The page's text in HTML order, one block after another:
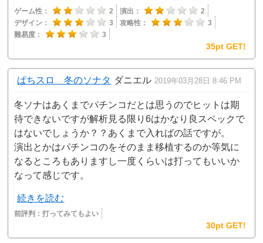
ゲーム性： 2 演出：
2
デザイン：
3 攻略性：
3
難易度：
3
35pt GET!
ぱちスロ 冬のソナタ ダニエル 2019年03月28日 8:46 PM
冬ソナはあくまでパチンコだとは思うのでヒットは期
待できないですが解析見る限り6はかなり良スペックで
はないでしょうか？？あくまで入ればの話ですが。
演出とかはパチンコのをそのまま移植するのか等気に
なるところもありますし一度くらいは打ってもいいか
なって感じです。
続きを読む
前評判：打ってみてもよい
30pt GET!